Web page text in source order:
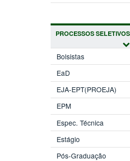
PROCESSOS SELETIVOS
Bolsistas
EaD
EJA-EPT(PROEJA)
EPM
Espec. Técnica
Estágio
Pós-Graduação